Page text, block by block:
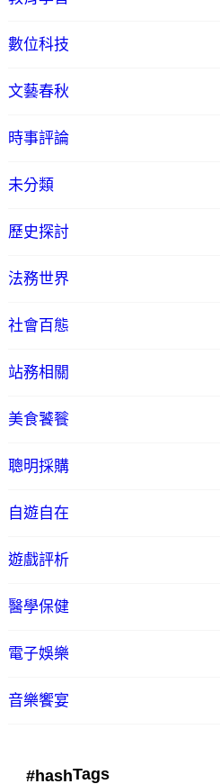
數位科技
文藝春秋
時事評論
未分類
歷史探討
法務世界
社會百態
站務相關
美食饕餮
聰明採購
自遊自在
遊戲評析
醫學保健
電子娛樂
音樂饗宴
#hashTags